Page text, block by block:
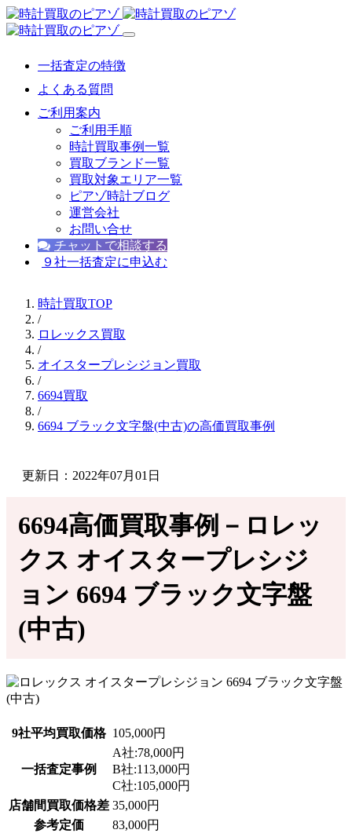
一括査定の特徴
よくある質問
ご利用案内
ご利用手順
時計買取事例一覧
買取ブランド一覧
買取対象エリア一覧
ピアゾ時計ブログ
運営会社
お問い合せ
チャットで相談する
９社一括査定に申込む
時計買取TOP
/
ロレックス買取
/
オイスタープレシジョン買取
/
6694買取
/
6694 ブラック文字盤(中古)の高価買取事例
更新日：2022年07月01日
6694高価買取事例－ロレッ
クス オイスタープレシジ
ョン 6694 ブラック文字盤
(中古)
9社平均買取価格 105,000円
一括査定事例
A社:78,000円
B社:113,000円
C社:105,000円
店舗間買取価格差 35,000円
参考定価
83,000円